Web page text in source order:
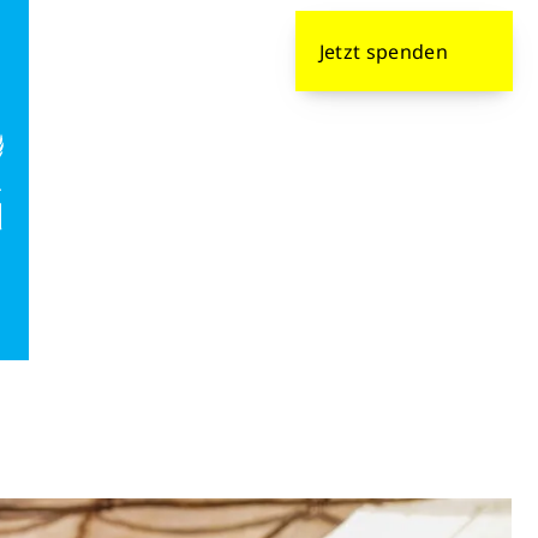
Jetzt spenden